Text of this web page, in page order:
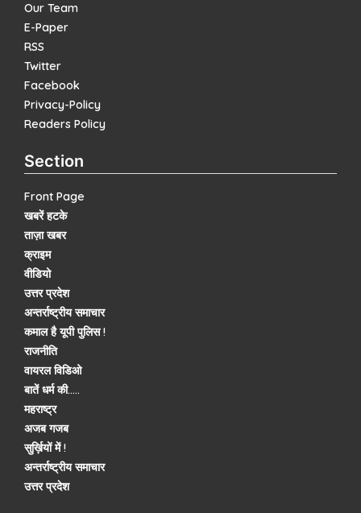
Our Team
E-Paper
RSS
Twitter
Facebook
Privacy-Policy
Readers Policy
Section
Front Page
खबरें हटके
ताज़ा खबर
क्राइम
वीडियो
उत्तर प्रदेश
अन्तर्राष्ट्रीय समाचार
कमाल है यूपी पुलिस !
राजनीति
वायरल विडिओ
बातें धर्म की.....
महराष्ट्र
अजब गजब
सुर्ख़ियों में !
अन्तर्राष्ट्रीय समाचार
उत्तर प्रदेश